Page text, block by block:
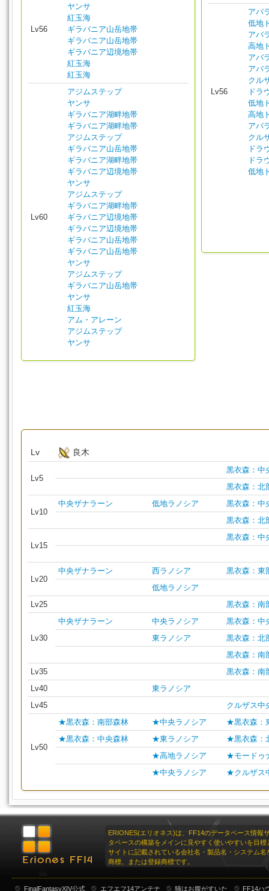
Lv56
ヤンサ
紅玉海
ギラバニア山岳地帯
ギラバニア山岳地帯
ギラバニア辺境地帯
紅玉海
紅玉海
Lv60
アジムステップ
ヤンサ
ギラバニア湖畔地帯
ギラバニア湖畔地帯
アジムステップ
ギラバニア山岳地帯
ギラバニア湖畔地帯
ギラバニア辺境地帯
ヤンサ
アジムステップ
ギラバニア湖畔地帯
ギラバニア辺境地帯
ギラバニア辺境地帯
ギラバニア山岳地帯
ギラバニア山岳地帯
ヤンサ
アジムステップ
ギラバニア山岳地帯
ヤンサ
紅玉海
アム・アレーン
アジムステップ
ヤンサ
Lv56
アバ
低地
アバ
高地
アバ
アバ
クル
ドラ
低地
高地
アバ
クル
ドラ
ドラ
低地
Lv 良木
Lv5
黒衣森：中
黒衣森：北
Lv10
中央ザナラーン 低地ラノシア
黒衣森：中
黒衣森：北
Lv15
黒衣森：中
Lv20
中央ザナラーン 西ラノシア
黒衣森：東
低地ラノシア
Lv25
黒衣森：南
Lv30
中央ザナラーン 中央ラノシア
黒衣森：中
東ラノシア
黒衣森：北
黒衣森：南
Lv35
黒衣森：南
Lv40
東ラノシア
Lv45
クルザス中
Lv50
★黒衣森：南部森林 ★中央ラノシア
★黒衣森：
★黒衣森：中央森林
★東ラノシア
★黒衣森：
★高地ラノシア
★モードゥ
★中央ラノシア
★クルザス
ERIONES(エリオネス)は、FF14のデータベース情報
タベースの構築をメインに見やすく使いやすいを目標
サイトに記載されている会社名・製品名・システム名
商標、または登録商標です。
FinalFantasyXIV公式 エフエフ14アンテナ 猫はお腹がすいた FF14ハ